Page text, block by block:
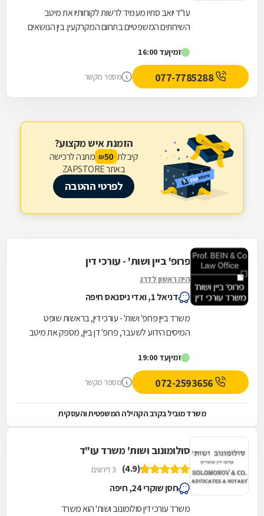
עו"ד יואב סתיו מעמיד לרשות לקוחותיו את מיטב
השירותים המשפטיים בתחום המקרקעין. בין הנושאים
מיזמי...
זמיןעד 16:00
077-7785288 מספר מקשר
הזמנת איש מקצוע?
קיבלת 50
₪ מתנה לרכישה
באתר ZAPSTORE
לפרטי ההטבה
פרופ' ביין ושות' - עורכי דין
היה ראשון לדרג
דניאל 1, ואדי ניסנאס חיפה
משרד ביין פרופ' ושות' - עורכי דין, בראשות שופט
המיסים הידוע לשעבר, פרופ' דן ביין, מספק את מיטב
זמיןעד 19:00
מספר מקשר
משרד מוביל בקרב הקהילה המשפטית והעסקית
סולומונוב ושות' משרד עו"ד
(4.9) 3 דירוגים
חסן שוקרי 24, חיפה
משרד עורכי דין סולומונוב ושות' הוא משרד